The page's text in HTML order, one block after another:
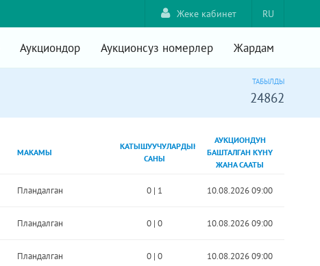
RU
Жеке кабинет
Аукциондор Аукционсуз номерлер Жардам
ТАБЫЛДЫ
24862
МАКАМЫ
КАТЫШУУЧУЛАРДЫН
САНЫ
АУКЦИОНДУН
БАШТАЛГАН КҮНҮ
ЖАНА СААТЫ
Пландалган 0| 1 10.08.2026 09:00
Пландалган 0| 0 10.08.2026 09:00
Пландалган 0| 0 10.08.2026 09:00